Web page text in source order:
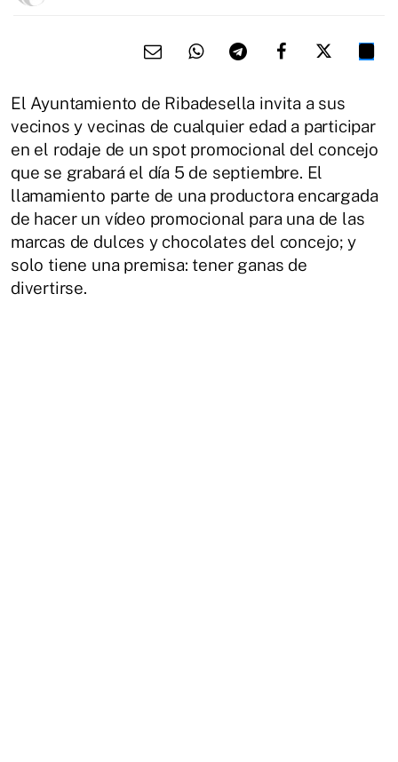
El Ayuntamiento de Ribadesella invita a sus
vecinos y vecinas de cualquier edad a participar
en el rodaje de un spot promocional del concejo
que se grabará el día 5 de septiembre. El
llamamiento parte de una productora encargada
de hacer un vídeo promocional para una de las
marcas de dulces y chocolates del concejo; y
solo tiene una premisa: tener ganas de
divertirse.